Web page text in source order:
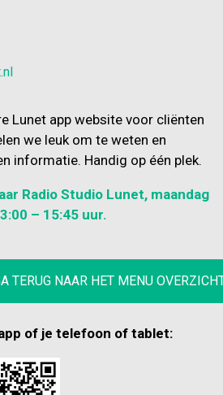
tot 17.00 uur is er een
Pand54. Lees er hier meer over.
Pand54 is het stamcafé van COC
Eindhoven & regio en hier kunnen
Lunet app website voor cliënten
we leuk om te weten en
informatie. Handig op één plek.
Radio Studio Lunet, maandag
– 15:45 uur.
TERUG NAAR HET MENU
of je telefoon of tablet: